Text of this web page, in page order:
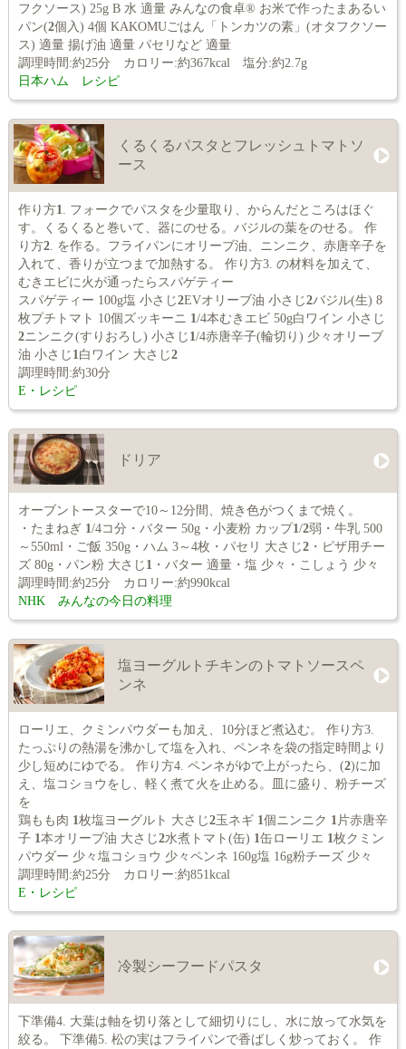
フクソース) 25g B 水 適量 みんなの食卓® お米で作ったまあるい
パン(2個入) 4個 KAKOMUごはん「トンカツの素」(オタフクソー
ス) 適量 揚げ油 適量 パセリなど 適量
調理時間:約25分 カロリー:約367kcal 塩分:約2.7g
日本ハム レシピ
くるくるパスタとフレッシュトマトソ
ース
作り方1
. フォークでパスタを少量取り、からんだところはほぐ
す。くるくると巻いて、器にのせる。バジルの葉をのせる。 作
り方2. を作る。フライパンにオリーブ油、ニンニク、赤唐辛子を
入れて、香りが立つまで加熱する。 作り方3. の材料を加えて、
むきエビに火が通ったらスパゲティー
スパゲティー 100g塩 小さじ2EVオリーブ油 小さじ2バジル(生) 8
枚プチトマト 10個ズッキーニ 1 /4本むきエビ 50g白ワイン 小さじ
2ニンニク(すりおろし) 小さじ 1 /4赤唐辛子(輪切り) 少々オリーブ
油 小さじ 1 白ワイン 大さじ2
調理時間:約30分
E・レシピ
ドリア
オーブントースターで10～12分間、焼き色がつくまで焼く。
・たまねぎ 1 /4コ分・バター 50g・小麦粉 カップ1 /2弱・牛乳 500
～550ml・ご飯 350g・ハム 3～4枚・パセリ 大さじ2・ピザ用チー
ズ 80g・パン粉 大さじ 1
・バター 適量・塩 少々・こしょう 少々
調理時間:約25分 カロリー:約990kcal
NHK みんなの今日の料理
塩ヨーグルトチキンのトマトソースペ
ンネ
ローリエ、クミンパウダーも加え、10分ほど煮込む。 作り方3.
たっぷりの熱湯を沸かして塩を入れ、ペンネを袋の指定時間より
少し短めにゆでる。 作り方4. ペンネがゆで上がったら、(2)に加
え、塩コショウをし、軽く煮て火を止める。皿に盛り、粉チーズ
を
鶏もも肉 1 枚塩ヨーグルト 大さじ2玉ネギ 1 個ニンニク 1 片赤唐辛
子 1 本オリーブ油 大さじ2水煮トマト(缶) 1 缶ローリエ 1 枚クミン
パウダー 少々塩コショウ 少々ペンネ 160g塩 16g粉チーズ 少々
調理時間:約25分 カロリー:約851kcal
E・レシピ
冷製シーフードパスタ
下準備4. 大葉は軸を切り落として細切りにし、水に放って水気を
絞る。 下準備5. 松の実はフライパンで香ばしく炒っておく。 作